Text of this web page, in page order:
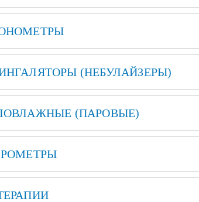
(НЕБУЛАЙЗЕРЫ)
(ПАРОВЫЕ)